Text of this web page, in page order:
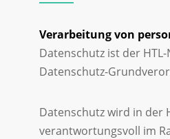
Verarbeitung von
Datenschutz ist der
Datenschutz-
Datenschutz wird in der
verantwortungsvoll im